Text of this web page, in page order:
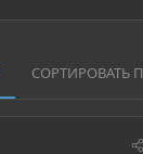
СОРТИРОВАТЬ